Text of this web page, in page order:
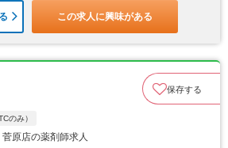
この求人に興味がある
保存する
のみ）
原店の薬剤師求人